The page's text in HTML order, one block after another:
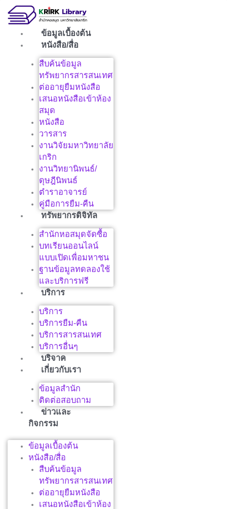
ข้อมูลเบื้องต้น
หนังสือ/สื่อ
สืบค้นข้อมูล
ทรัพยากรสารสนเทศ
ต่ออายุยืมหนังสือ
เสนอหนังสือเข้าห้อง
สมุด
หนังสือ
วารสาร
งานวิจัยมหาวิทยาลัย
เกริก
งานวิทยานิพนธ์/
ดุษฎีนิพนธ์
ตำราอาจารย์
คู่มือการยืม-คืน
ทรัพยากรดิจิทัล
สำนักหอสมุดจัดซื้อ
บทเรียนออนไลน์
แบบเปิดเพื่อมหาชน
ฐานข้อมูลทดลองใช้
และบริการฟรี
บริการ
บริการ
บริการยืม-คืน
บริการสารสนเทศ
บริการอื่นๆ
บริจาค
เกี่ยวกับเรา
ข้อมูลสำนัก
ติดต่อสอบถาม
ข่าวและ
กิจกรรม
ข้อมูลเบื้องต้น
หนังสือ/สื่อ
สืบค้นข้อมูล
ทรัพยากรสารสนเทศ
ต่ออายุยืมหนังสือ
เสนอหนังสือเข้าห้อง